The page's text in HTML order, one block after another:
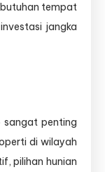
tempat
jangka
sangat penting
di wilayah
pilihan hunian